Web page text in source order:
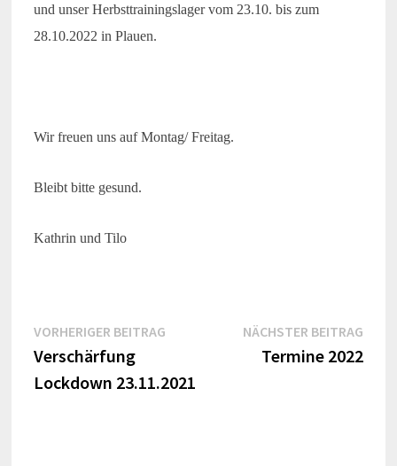
und unser Herbsttrainingslager vom 23.10. bis zum
28.10.2022 in Plauen.
Wir freuen uns auf Montag/ Freitag.
Bleibt bitte gesund.
Kathrin und Tilo
Beitragsnavigation
VORHERIGER BEITRAGVorheriger
Verschärfung
Lockdown 23.11.2021
NÄCHSTER BEITRAG
Termine 2022